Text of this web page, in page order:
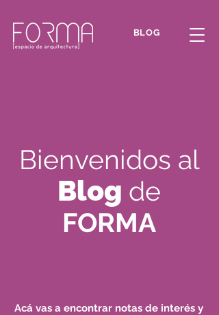
BLOG
Bienvenidos al
Blog de
FORMA
Acá vas a encontrar notas de interés y